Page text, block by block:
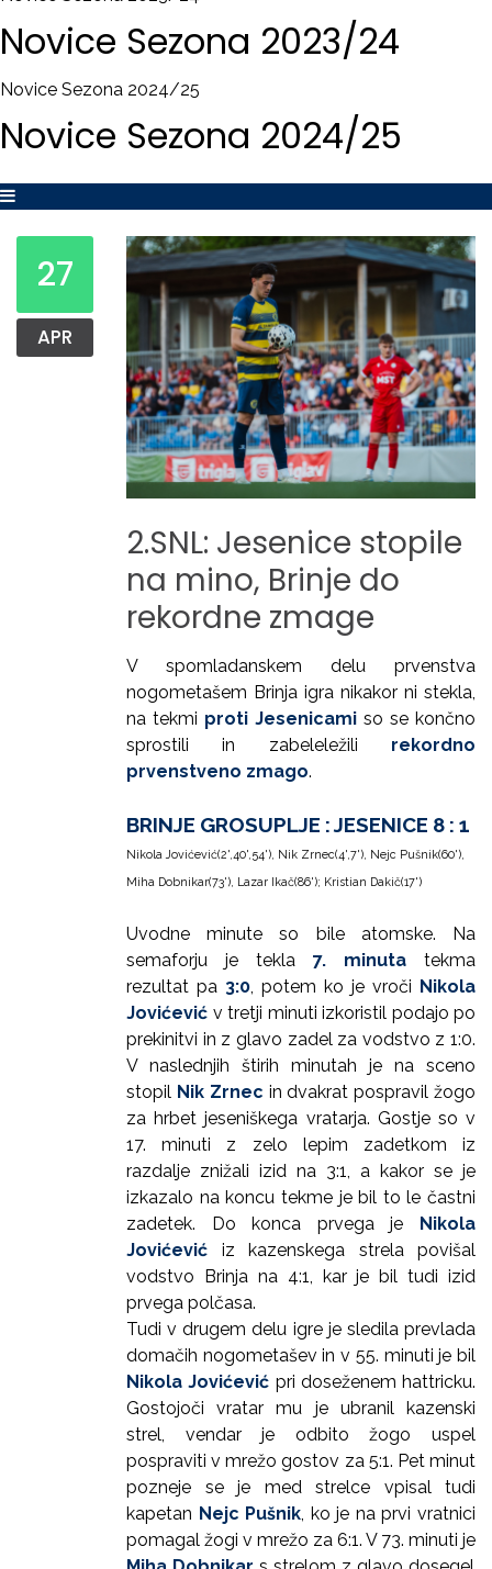
Novice Sezona 2023/24
Novice Sezona 2024/25
Novice Sezona 2024/25
27
APR
2.SNL: Jesenice stopile
na mino, Brinje do
rekordne zmage
V spomladanskem delu prvenstva
nogometašem Brinja igra nikakor ni stekla,
na tekmi proti Jesenicami so se končno
sprostili in zabeleležili rekordno
prvenstveno zmago.
BRINJE GROSUPLJE : JESENICE 8 : 1
Nikola Jovićević(2',40',54'), Nik Zrnec(4',7'), Nejc Pušnik(60'),
Miha Dobnikar(73'), Lazar Ikač(86'); Kristian Dakič(17')
Uvodne minute so bile atomske. Na
semaforju je tekla 7. minuta tekma
rezultat pa 3:0 , potem ko je vroči Nikola
Jovićević v tretji minuti izkoristil podajo po
prekinitvi in z glavo zadel za vodstvo z 1:0.
V naslednjih štirih minutah je na sceno
stopil Nik Zrnec in dvakrat pospravil žogo
za hrbet jeseniškega vratarja. Gostje so v
17. minuti z zelo lepim zadetkom iz
razdalje znižali izid na 3:1, a kakor se je
izkazalo na koncu tekme je bil to le častni
zadetek. Do konca prvega je Nikola
Jovićević iz kazenskega strela povišal
vodstvo Brinja na 4:1, kar je bil tudi izid
prvega polčasa.
Tudi v drugem delu igre je sledila prevlada
domačih nogometašev in v 55. minuti je bil
Nikola Jovićević pri doseženem hattricku.
Gostojoči vratar mu je ubranil kazenski
strel, vendar je odbito žogo uspel
pospraviti v mrežo gostov za 5:1. Pet minut
pozneje se je med strelce vpisal tudi
kapetan Nejc Pušnik , ko je na prvi vratnici
pomagal žogi v mrežo za 6:1. V 73. minuti je